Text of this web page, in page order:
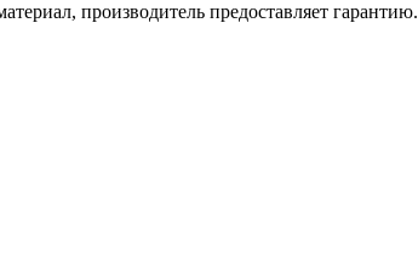
производитель предоставляет гарантию.